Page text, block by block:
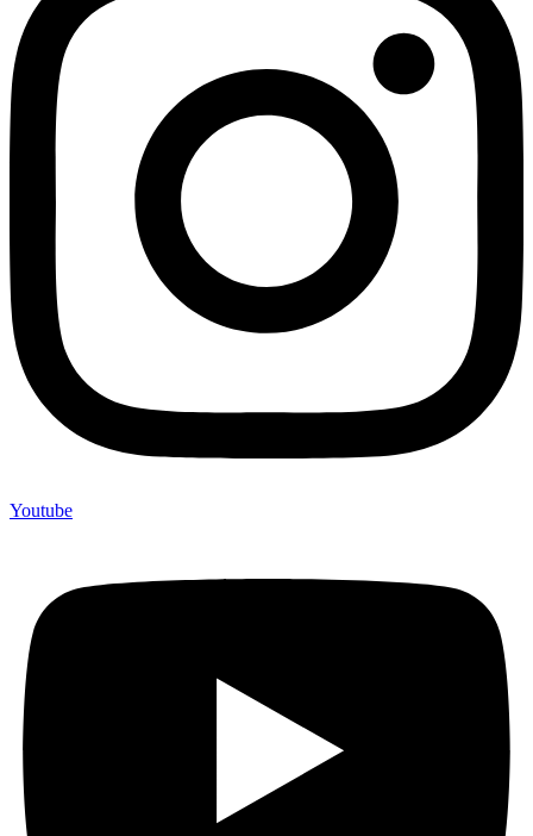
Youtube